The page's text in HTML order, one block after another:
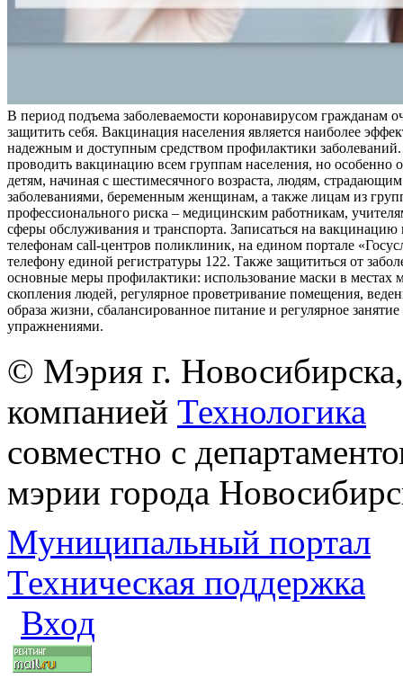
В период подъема заболеваемости коронавирусом гражданам
защитить себя. Вакцинация населения является наиболее
надежным и доступным средством профилактики заболеваний.
проводить вакцинацию всем группам населения, но особенно
детям, начиная с шестимесячного возраста, людям,
заболеваниями, беременным женщинам, а также лицам из
профессионального риска – медицинским работникам,
сферы обслуживания и транспорта. Записаться на
телефонам call-центров поликлиник, на едином портале
телефону единой регистратуры 122. Также защититься от
основные меры профилактики: использование маски в местах
скопления людей, регулярное проветривание помещения,
образа жизни, сбалансированное питание и регулярное
упражнениями.
© Мэрия г.
компанией Технологика
совместно с
мэрии города
Муниципальный портал
Техническая поддержка
Вход